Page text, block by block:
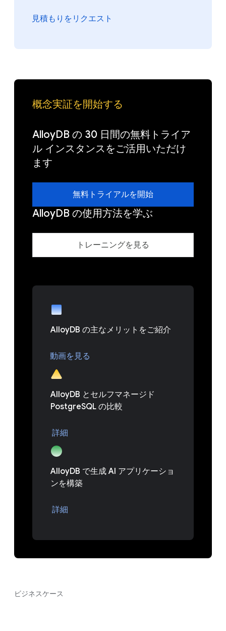
見積もりをリクエスト
概念実証を開始する
AlloyDB の 30 日間の無料トライア
ル インスタンスをご活用いただけ
ます
無料トライアルを開始
AlloyDB の使用方法を学ぶ
トレーニングを見る
AlloyDB の主なメリットをご紹介
動画を見る
AlloyDB とセルフマネージド
PostgreSQL の比較
詳細
AlloyDB で生成 AI アプリケーショ
ンを構築
詳細
ビジネスケース